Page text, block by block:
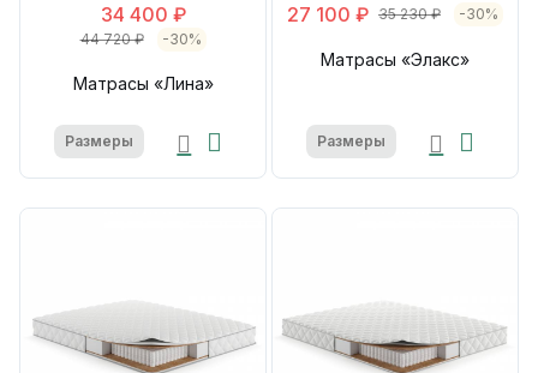
34 400 ₽
44 720 ₽ -30%
Матрасы «Лина»
Размеры
27 100 ₽ 35 230 ₽ -30%
Матрасы «Элакс»
Размеры